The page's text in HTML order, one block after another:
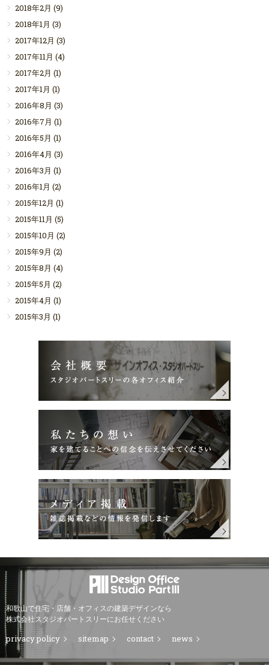
2018年2月 (9)
2018年1月 (3)
2017年12月 (3)
2017年11月 (4)
2017年2月 (1)
2017年1月 (1)
2016年8月 (3)
2016年7月 (1)
2016年5月 (1)
2016年4月 (3)
2016年3月 (1)
2016年1月 (2)
2015年12月 (1)
2015年11月 (5)
2015年10月 (2)
2015年9月 (2)
2015年8月 (4)
2015年5月 (2)
2015年4月 (1)
2015年3月 (1)
和歌山で住宅・店舗・オフィスの建築デザインなら
株式会社スタジオパートスリーにお任せください
privacy policy sitemap contact news